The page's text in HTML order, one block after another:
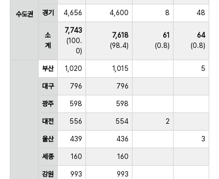
수도권 경기 4,656 4,600 8 48
소
계
7,743
(100.
0)
7,618
(98.4)
61
(0.8)
64
(0.8)
부산 1,020 1,015 5
대구 796 796
광주 598 598
대전 556 554 2
울산 439 436 3
세종 160 160
강원 993 993